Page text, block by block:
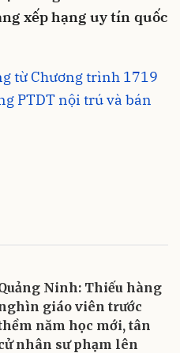
xếp hạng uy tín quốc
từ Chương trình 1719
PTDT nội trú và bán
Ninh: Thiếu hàng
giáo viên trước
năm học mới, tân
nhân sư phạm lên